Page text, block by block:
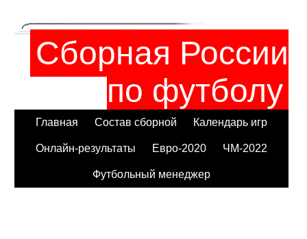
Сборная России
по футболу
Главная Состав сборной Календарь игр
Онлайн-результаты Евро-2020 ЧМ-2022
Футбольный менеджер